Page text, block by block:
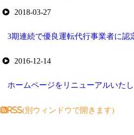
2018-03-27
3期連続で優良運転代行事業者に認
2016-12-14
ホームページをリニューアルいたし
RSS(別ウィンドウで開きます)